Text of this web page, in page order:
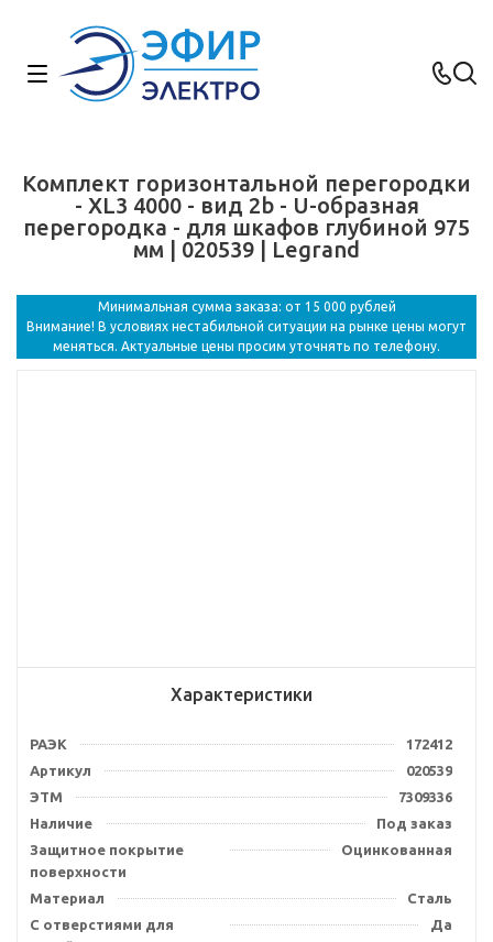
Комплект горизонтальной перегородки
- XL3 4000 - вид 2b - U-образная
перегородка - для шкафов глубиной 975
мм | 020539 | Legrand
Минимальная сумма заказа: от 15 000 рублей
Внимание! В условиях нестабильной ситуации на рынке цены могут
меняться. Актуальные цены просим уточнять по телефону.
Характеристики
РАЭК
172412
Артикул
020539
ЭТМ
7309336
Наличие
Под заказ
Защитное покрытие
поверхности
Оцинкованная
Материал
Сталь
С отверстиями для
Да